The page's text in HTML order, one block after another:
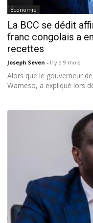
Économie
La BCC se dédit
franc congolais a
recettes
Joseph Seven - Il y a 9 mois
Alors que le gouverneur
Wameso, a expliqué lors